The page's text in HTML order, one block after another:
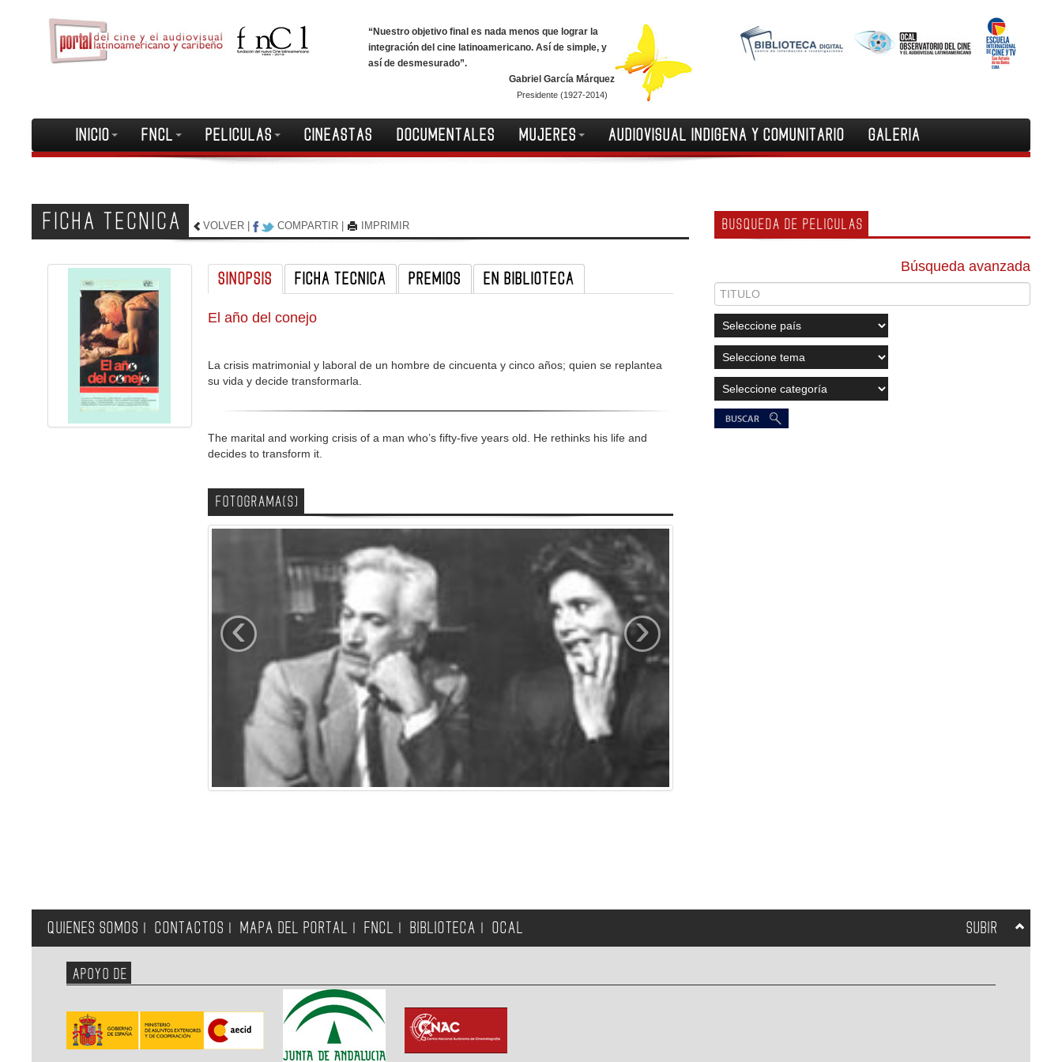
“Nuestro objetivo final es nada menos que lograr la
integración del cine latinoamericano. Así de simple, y
así de desmesurado”.
Gabriel García Márquez
Presidente (1927-2014)
INICIO FNCL PELICULAS CINEASTAS DOCUMENTALES MUJERES AUDIOVISUAL INDIGENA Y COMUNITARIO GALERIA
FICHA TECNICA VOLVER COMPARTIR IMPRIMIR
SINOPSIS FICHA TECNICA PREMIOS EN BIBLIOTECA
El año del conejo
La crisis matrimonial y laboral de un hombre de cincuenta y cinco años; quien se replantea
su vida y decide transformarla.
The marital and working crisis of a man who’s fifty-five years old. He rethinks his life and
decides to transform it.
FOTOGRAMA(S)
‹ ›
BUSQUEDA DE PELICULAS
Búsqueda avanzada
QUIENES SOMOS CONTACTOS MAPA DEL PORTAL FNCL BIBLIOTECA OCAL SUBIR
APOYO DE